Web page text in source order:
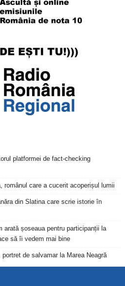
platformei de fact-checking
românul care a cucerit acoperișul lumii
din Slatina care scrie istorie în
arată șoseaua pentru participanții la
să îi vedem mai bine
de salvamar la Marea Neagră